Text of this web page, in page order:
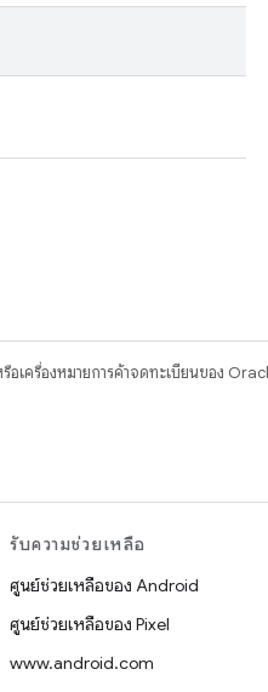
อเครื่องหมายการค้าจดทะเบียนของ
รับความช่วยเหลือ
ศูนย์ช่วยเหลือของ Android
ศูนย์ช่วยเหลือของ Pixel
www.android.com